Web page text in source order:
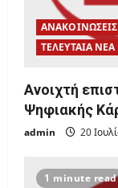
o
n
ΑΝΑΚΟΙΝΩΣΕΙΣ
ΤΕΛΕΥΤΑΙΑ ΝΕΑ
Ανοιχτή
Ψηφιακής
admin 20
1 minute read